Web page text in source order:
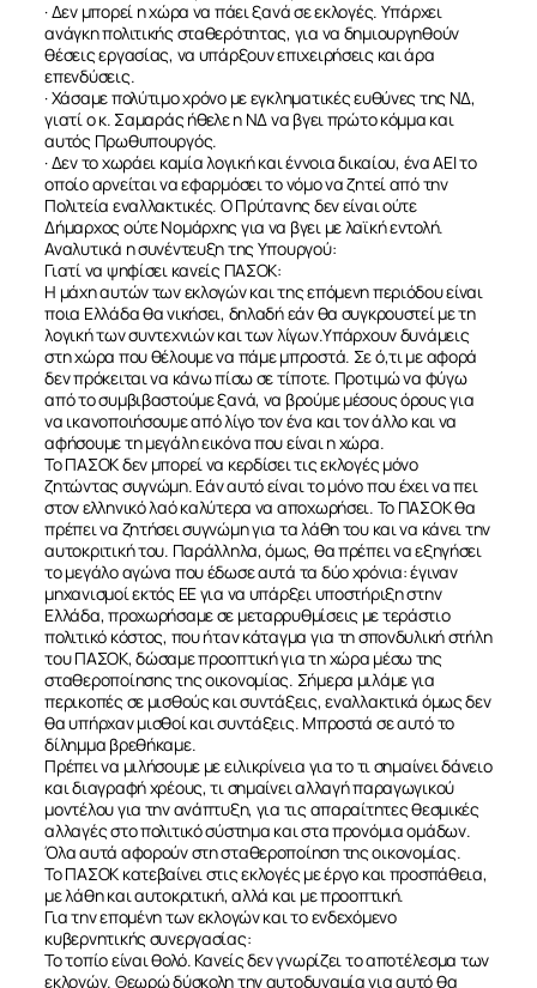
· Δεν μπορεί η χώρα να πάει ξανά σε εκλογές. Υπάρχει
ανάγκη πολιτικής σταθερότητας, για να δημιουργηθούν
θέσεις εργασίας, να υπάρξουν επιχειρήσεις και άρα
επενδύσεις.
· Χάσαμε πολύτιμο χρόνο με εγκληματικές ευθύνες της ΝΔ,
γιατί ο κ. Σαμαράς ήθελε η ΝΔ να βγει πρώτο κόμμα και
αυτός Πρωθυπουργός.
· Δεν το χωράει καμία λογική και έννοια δικαίου, ένα ΑΕΙ το
οποίο αρνείται να εφαρμόσει το νόμο να ζητεί από την
Πολιτεία εναλλακτικές. Ο Πρύτανης δεν είναι ούτε
Δήμαρχος ούτε Νομάρχης για να βγει με λαϊκή εντολή.
Αναλυτικά η συνέντευξη της Υπουργού:
Γιατί να ψηφίσει κανείς ΠΑΣΟΚ:
Η μάχη αυτών των εκλογών και της επόμενη περιόδου είναι
ποια Ελλάδα θα νικήσει, δηλαδή εάν θα συγκρουστεί με τη
λογική των συντεχνιών και των λίγων.Υπάρχουν δυνάμεις
στη χώρα που θέλουμε να πάμε μπροστά. Σε ό,τι με αφορά
δεν πρόκειται να κάνω πίσω σε τίποτε. Προτιμώ να φύγω
από το συμβιβαστούμε ξανά, να βρούμε μέσους όρους για
να ικανοποιήσουμε από λίγο τον ένα και τον άλλο και να
αφήσουμε τη μεγάλη εικόνα που είναι η χώρα.
Το ΠΑΣΟΚ δεν μπορεί να κερδίσει τις εκλογές μόνο
ζητώντας συγνώμη. Εάν αυτό είναι το μόνο που έχει να πει
στον ελληνικό λαό καλύτερα να αποχωρήσει. Το ΠΑΣΟΚ θα
πρέπει να ζητήσει συγνώμη για τα λάθη του και να κάνει την
αυτοκριτική του. Παράλληλα, όμως, θα πρέπει να εξηγήσει
το μεγάλο αγώνα που έδωσε αυτά τα δύο χρόνια: έγιναν
μηχανισμοί εκτός ΕΕ για να υπάρξει υποστήριξη στην
Ελλάδα, προχωρήσαμε σε μεταρρυθμίσεις με τεράστιο
πολιτικό κόστος, που ήταν κάταγμα για τη σπονδυλική στήλη
του ΠΑΣΟΚ, δώσαμε προοπτική για τη χώρα μέσω της
σταθεροποίησης της οικονομίας. Σήμερα μιλάμε για
περικοπές σε μισθούς και συντάξεις, εναλλακτικά όμως δεν
θα υπήρχαν μισθοί και συντάξεις. Μπροστά σε αυτό το
δίλημμα βρεθήκαμε.
Πρέπει να μιλήσουμε με ειλικρίνεια για το τι σημαίνει δάνειο
και διαγραφή χρέους, τι σημαίνει αλλαγή παραγωγικού
μοντέλου για την ανάπτυξη, για τις απαραίτητες θεσμικές
αλλαγές στο πολιτικό σύστημα και στα προνόμια ομάδων.
Όλα αυτά αφορούν στη σταθεροποίηση της οικονομίας.
Το ΠΑΣΟΚ κατεβαίνει στις εκλογές με έργο και προσπάθεια,
με λάθη και αυτοκριτική, αλλά και με προοπτική.
Για την επομένη των εκλογών και το ενδεχόμενο
κυβερνητικής συνεργασίας:
Το τοπίο είναι θολό. Κανείς δεν γνωρίζει το αποτέλεσμα των
εκλογών. Θεωρώ δύσκολη την αυτοδυναμία για αυτό θα